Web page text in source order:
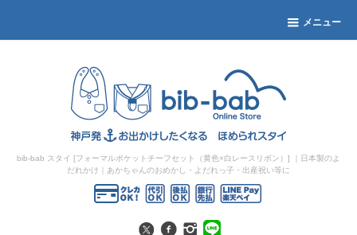
メニュー
bib-bab スタイ [フォーマルポケットチーフセット（黄色×白レースリボン）] ｜日本製のよ
だれかけ｜あかちゃんのおめかし・よだれっ子・出産祝い等に